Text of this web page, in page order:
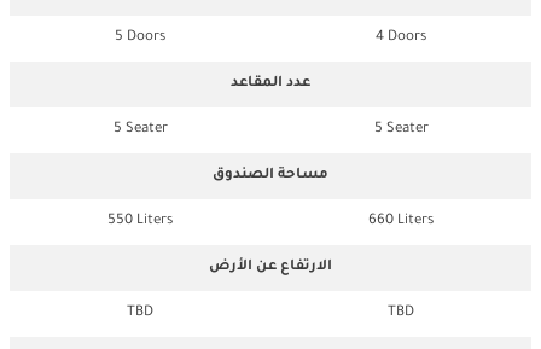
4 Doors
5 Doors
عدد المقاعد
5 Seater
5 Seater
مساحة الصندوق
660 Liters
550 Liters
الارتفاع عن الأرض
TBD
TBD